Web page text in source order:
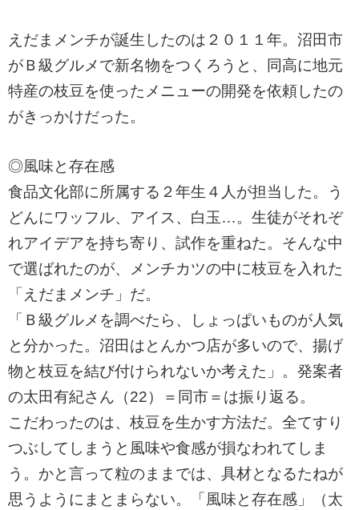
えだまメンチが誕生したのは２０１１年。沼田市
がＢ級グルメで新名物をつくろうと、同高に地元
特産の枝豆を使ったメニューの開発を依頼したの
がきっかけだった。
◎風味と存在感
食品文化部に所属する２年生４人が担当した。う
どんにワッフル、アイス、白玉…。生徒がそれぞ
れアイデアを持ち寄り、試作を重ねた。そんな中
で選ばれたのが、メンチカツの中に枝豆を入れた
「えだまメンチ」だ。
「Ｂ級グルメを調べたら、しょっぱいものが人気
と分かった。沼田はとんかつ店が多いので、揚げ
物と枝豆を結び付けられないか考えた」。発案者
の太田有紀さん（22）＝同市＝は振り返る。
こだわったのは、枝豆を生かす方法だ。全てすり
つぶしてしまうと風味や食感が損なわれてしま
う。かと言って粒のままでは、具材となるたねが
思うようにまとまらない。「風味と存在感」（太